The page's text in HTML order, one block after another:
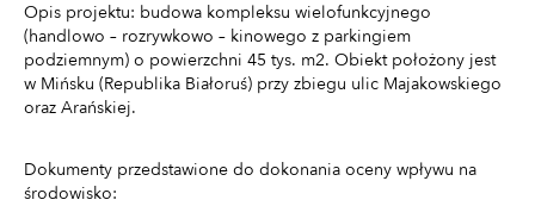
Opis projektu: budowa kompleksu wielofunkcyjnego
(handlowo – rozrywkowo – kinowego z parkingiem
podziemnym) o powierzchni 45 tys. m2. Obiekt położony jest
w Mińsku (Republika Białoruś) przy zbiegu ulic Majakowskiego
oraz Arańskiej.
Dokumenty przedstawione do dokonania oceny wpływu na
środowisko: